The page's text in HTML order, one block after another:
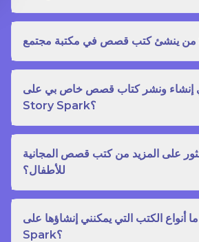
إنشاء ونشر كتاب قصص خاص بي على
Story Spark؟
على المزيد من كتب قصص المجانية
للأطفال؟
ما أنواع الكتب التي يمكنني إنشاؤها على Story
Spark؟